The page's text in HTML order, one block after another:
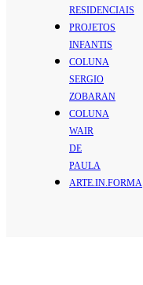
RESIDENCIAIS
PROJETOS
INFANTIS
COLUNA
SERGIO
ZOBARAN
COLUNA
WAIR
DE
PAULA
ARTE.IN.FORMA